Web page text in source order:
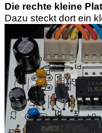
Die rechte kleine
Dazu steckt dort ein